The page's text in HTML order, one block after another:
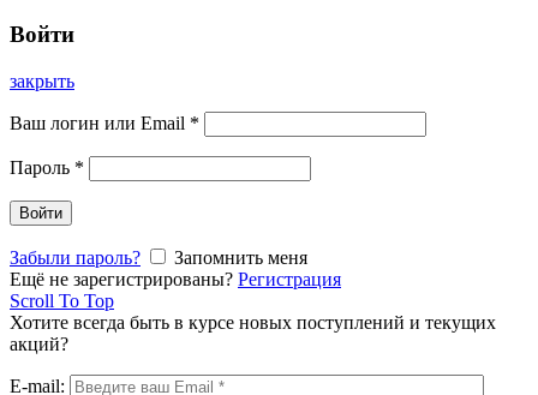
Войти
закрыть
Ваш логин или Email *
Пароль *
Войти
Забыли пароль?
Запомнить меня
Ещё не зарегистрированы? Регистрация
Scroll To Top
Хотите всегда быть в курсе новых поступлений и текущих
акций?
E-mail: